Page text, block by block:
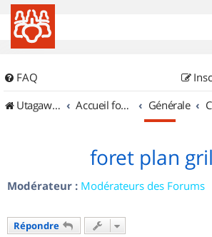
FAQ
UtagawaVTT (Randos VTT et VTTAE avec traces GPS)
Accueil forum Générale
foret plan
Modérateur : Modérateurs des Forums
Répondre